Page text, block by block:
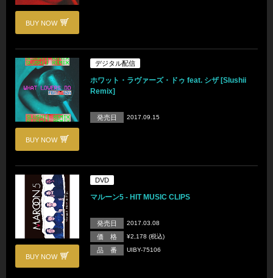
BUY NOW
BUY NOW
デジタル配信
ホワット・ラヴァーズ・ドゥ feat. シザ [Slushii
Remix]
発売日 2017.09.15
BUY NOW
DVD
マルーン5 - HIT MUSIC CLIPS
発売日 2017.03.08
価 格 ¥2,178 (税込)
品 番 UIBY-75106